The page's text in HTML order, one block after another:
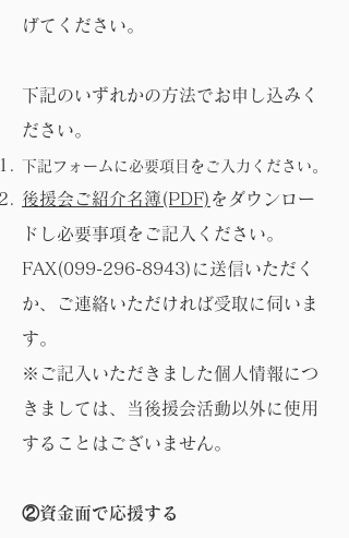
げてください。
下記のいずれかの方法でお申し込みく
ださい。
下記フォームに必要項目をご入力ください。
後援会ご紹介名簿(PDF) をダウンロー
ドし必要事項をご記入ください。
FAX(099-296-8943)に送信いただく
か、ご連絡いただければ受取に伺いま
す。
※ご記入いただきました個人情報につ
きましては、当後援会活動以外に使用
することはございません。
②資金面で応援する